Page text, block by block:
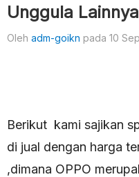
Unggula
Oleh adm-goikn pada 10
Berikut kami sajikan
di jual dengan harga
,dimana OPPO